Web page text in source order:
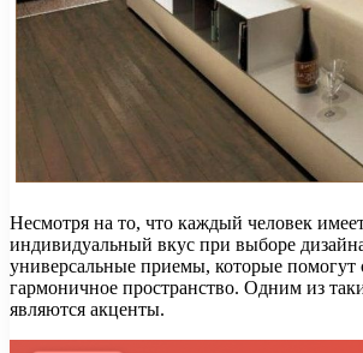
Несмотря на то, что каждый человек
индивидуальный вкус при выборе
универсальные приемы, которые помогут
гармоничное пространство. Одним из
являются акценты.